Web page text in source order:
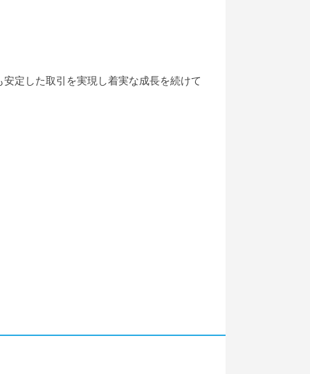
定した取引を実現し着実な成長を続けて